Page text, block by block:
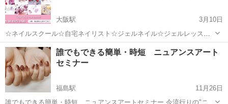
大阪駅
3月10日
☆ネイルスクール☆自宅ネイリスト☆ジェルネイル☆ジェルレッスン
☆ ♥無料体験授業できます！随時受付♥ ４月・５月開講スケジュール
公開！ >>> 【短期集中】５日間で身に付ける☆ジェル...
大阪 大阪市 大阪駅 ネイル レッスン
誰でもできる簡単・時短 ニュアンスアート
セミナー
福島駅
11月26日
誰でもできる簡単・時短 ニュアンスアートセミナー 今流行りの"ニュ